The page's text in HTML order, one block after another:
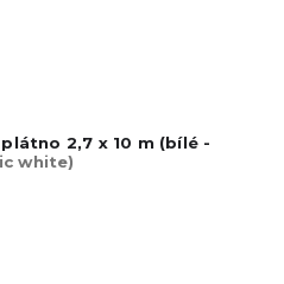
2,7 x 10 m (bílé -
white)